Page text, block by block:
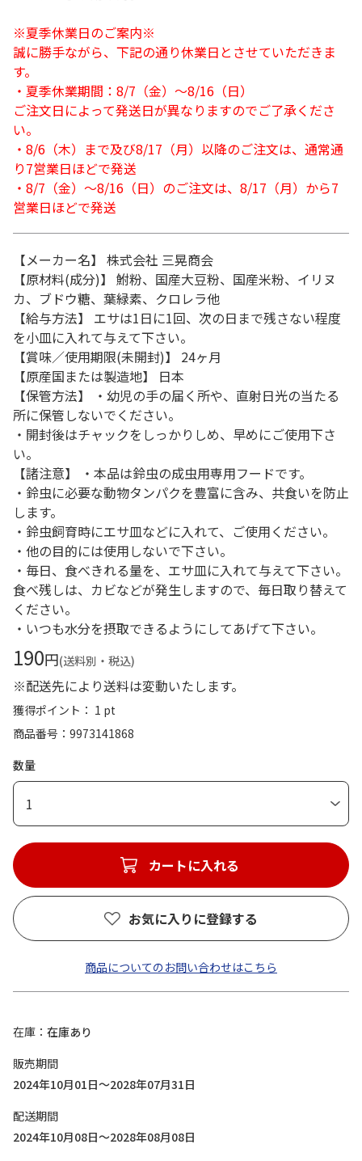
※夏季休業日のご案内※
誠に勝手ながら、下記の通り休業日とさせていただきま
す。
・夏季休業期間：8/7（金）～8/16（日）
ご注文日によって発送日が異なりますのでご了承くださ
い。
・8/6（木）まで及び8/17（月）以降のご注文は、通常通
り7営業日ほどで発送
・8/7（金）～8/16（日）のご注文は、8/17（月）から7
営業日ほどで発送
【メーカー名】 株式会社 三晃商会
【原材料(成分)】 鮒粉、国産大豆粉、国産米粉、イリヌ
カ、ブドウ糖、葉緑素、クロレラ他
【給与方法】 エサは1日に1回、次の日まで残さない程度
を小皿に入れて与えて下さい。
【賞味／使用期限(未開封)】 24ヶ月
【原産国または製造地】 日本
【保管方法】 ・幼児の手の届く所や、直射日光の当たる
所に保管しないでください。
・開封後はチャックをしっかりしめ、早めにご使用下さ
い。
【諸注意】 ・本品は鈴虫の成虫用専用フードです。
・鈴虫に必要な動物タンパクを豊富に含み、共食いを防止
します。
・鈴虫飼育時にエサ皿などに入れて、ご使用ください。
・他の目的には使用しないで下さい。
・毎日、食べきれる量を、エサ皿に入れて与えて下さい。
食べ残しは、カビなどが発生しますので、毎日取り替えて
ください。
・いつも水分を摂取できるようにしてあげて下さい。
190円(送料別・税込)
※配送先により送料は変動いたします。
獲得ポイント： 1 pt
商品番号
9973141868
数量
1
カートに入れる
お気に入りに登録する
商品についてのお問い合わせはこちら
在庫
在庫あり
販売期間
2024年10月01日～2028年07月31日
配送期間
2024年10月08日～2028年08月08日